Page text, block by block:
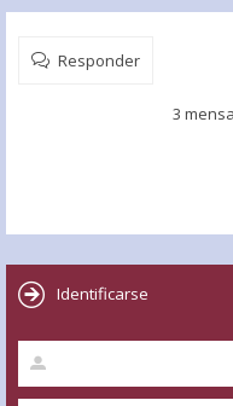
Responder
3
Identificarse